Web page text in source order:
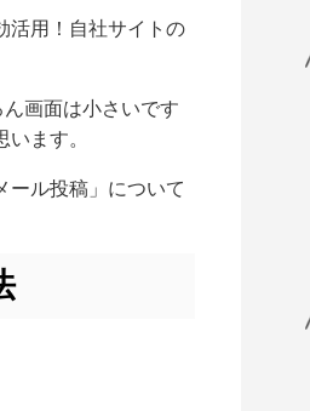
活用！自社サイトの
画面は小さいです
ます。
ール投稿」について